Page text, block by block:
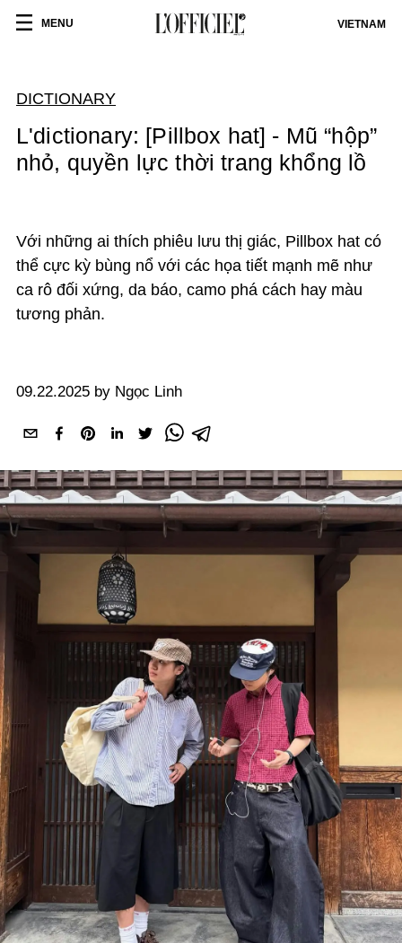
MENU VIETNAM
DICTIONARY
L'dictionary: [Pillbox hat] - Mũ “hộp”
nhỏ, quyền lực thời trang khổng lồ
Với những ai thích phiêu lưu thị giác, Pillbox hat có
thể cực kỳ bùng nổ với các họa tiết mạnh mẽ như
ca rô đối xứng, da báo, camo phá cách hay màu
tương phản.
09.22.2025 by Ngọc Linh